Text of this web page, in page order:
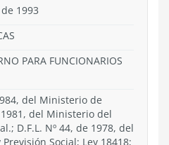
1993
PARA FUNCIONARIOS
del Ministerio de
1981, del Ministerio del
D.F.L. Nº 44, de 1978, del
Social; Ley 18418;